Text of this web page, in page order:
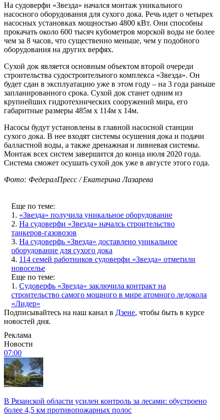
На судоверфи «Звезда» начался монтаж уникального
насосного оборудования для сухого дока. Речь идет о четырех
насосных установках мощностью 4800 кВт. Они способны
прокачать около 600 тысяч кубометров морской воды не более
чем за 8 часов, что существенно меньше, чем у подобного
оборудования на других верфях.
Сухой док является основным объектом второй очереди
строительства судостроительного комплекса «Звезда». Он
будет сдан в эксплуатацию уже в этом году – на 3 года раньше
запланированного срока. Сухой док станет одним из
крупнейших гидротехнических сооружений мира, его
габаритные размеры 485м х 114м х 14м.
Насосы будут установлены в главной насосной станции
сухого дока. В нее входят системы осушения дока и подачи
балластной воды, а также дренажная и ливневая системы.
Монтаж всех систем завершится до конца июля 2020 года.
Система сможет осушать сухой док уже в августе этого года.
Фото: ФедералПресс / Екатерина Лазарева
Еще по теме:
1. «Звезда» получила уникальное оборудование
2. На судоверфи «Звезда» началсь строительство
танкеров-газовозов
3. На судоверфь «Звезда» доставлено уникальное
оборудование для сухого дока
4. 114 семей работников судоверфи «Звезда» отметили
новоселье
Еще по теме:
1. Судоверфь «Звезда» заключила контракт на
строительство самого мощного в мире атомного ледокола
«Лидер»
Подписывайтесь на наш канал в Дзене, чтобы быть в курсе
новостей дня.
Реклама
Новости
07:00
В Рязанской области усилен контроль за лесами: обустроено
более 4,5 км противопожарных полос